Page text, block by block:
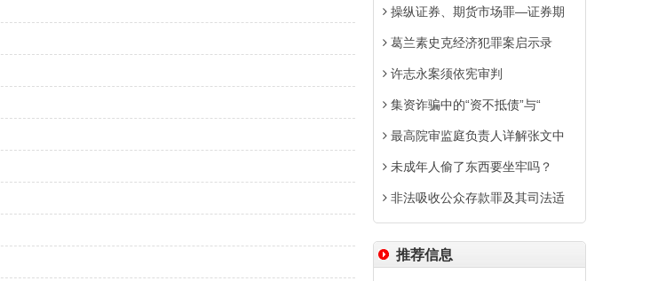
操纵证券、期货市场罪—证券期
葛兰素史克经济犯罪案启示录
许志永案须依宪审判
集资诈骗中的“资不抵债”与“
最高院审监庭负责人详解张文中
未成年人偷了东西要坐牢吗？
非法吸收公众存款罪及其司法适
推荐信息